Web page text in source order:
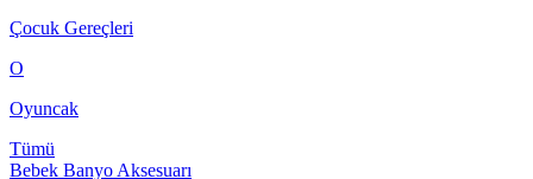
Çocuk Gereçleri
O
Oyuncak
Tümü
Bebek Banyo Aksesuarı